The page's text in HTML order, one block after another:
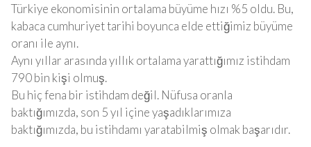
Türkiye ekonomisinin ortalama büyüme hızı %5 oldu. Bu,
kabaca cumhuriyet tarihi boyunca elde ettiğimiz büyüme
oranı ile aynı.
Aynı yıllar arasında yıllık ortalama yarattığımız istihdam
790 bin kişi olmuş.
Bu hiç fena bir istihdam değil. Nüfusa oranla
baktığımızda, son 5 yıl içine yaşadıklarımıza
baktığımızda, bu istihdamı yaratabilmiş olmak başarıdır.